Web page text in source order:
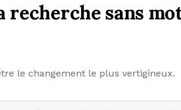
recherche sans
le changement le plus vertigineux.